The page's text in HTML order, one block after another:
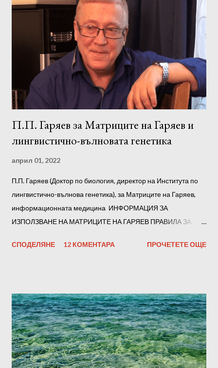
П.П. Гаряев за Матриците на Гаряев и
лингвистично-вълновата генетика
април 01, 2022
П.П. Гаряев (Доктор по биология, директор на Института по
лингвистично-вълнова генетика), за Матриците на Гаряев,
информационната медицина ИНФОРМАЦИЯ ЗА
ИЗПОЛЗВАНЕ НА МАТРИЦИТЕ НА ГАРЯЕВ ПРАВИЛА ЗА
Гаряев последователно. Но е възможно да го разделите на
части заедно. Субективно, въз основа на усещанията си, ще
определите файловете, които чувствате и работят най-
добре. Отсега нататък можете да ги слушате предимно тях.
Силата на звука не трябва да е твърде висока. За
предпочитане е да слушате след сън, през деня и преди
СПОДЕЛЯНЕ 12 КОМЕНТАРА ПРОЧЕТЕТЕ ОЩЕ